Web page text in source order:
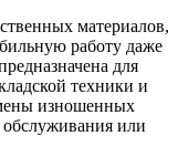
материалов,
работу даже
для
техники и
изношенных
обслуживания или